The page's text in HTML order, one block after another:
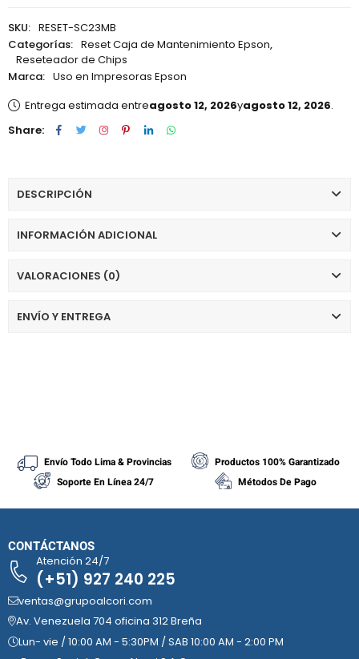
SKU: RESET-SC23MB
Categorías: Reset Caja de Mantenimiento Epson,
Reseteador de Chips
Marca: Uso en Impresoras Epson
Entrega estimada entreagosto 12, 2026yagosto 12, 2026.
Share:
DESCRIPCIÓN
INFORMACIÓN ADICIONAL
VALORACIONES (0)
ENVÍO Y ENTREGA
Envío Todo Lima & Provincias
Productos 100% Garantizado
Soporte En Línea 24/7
Métodos De Pago
CONTÁCTANOS
Atención 24/7
(+51) 927 240 225
ventas@grupoalcori.com
Av. Venezuela 704 oficina 312 Breña
Lun- vie / 10:00 AM - 5:30PM / SAB 10:00 AM - 2:00 PM